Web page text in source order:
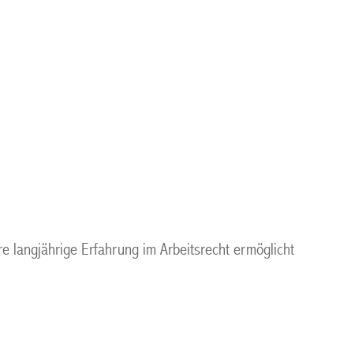
langjährige Erfahrung im Arbeitsrecht ermöglicht